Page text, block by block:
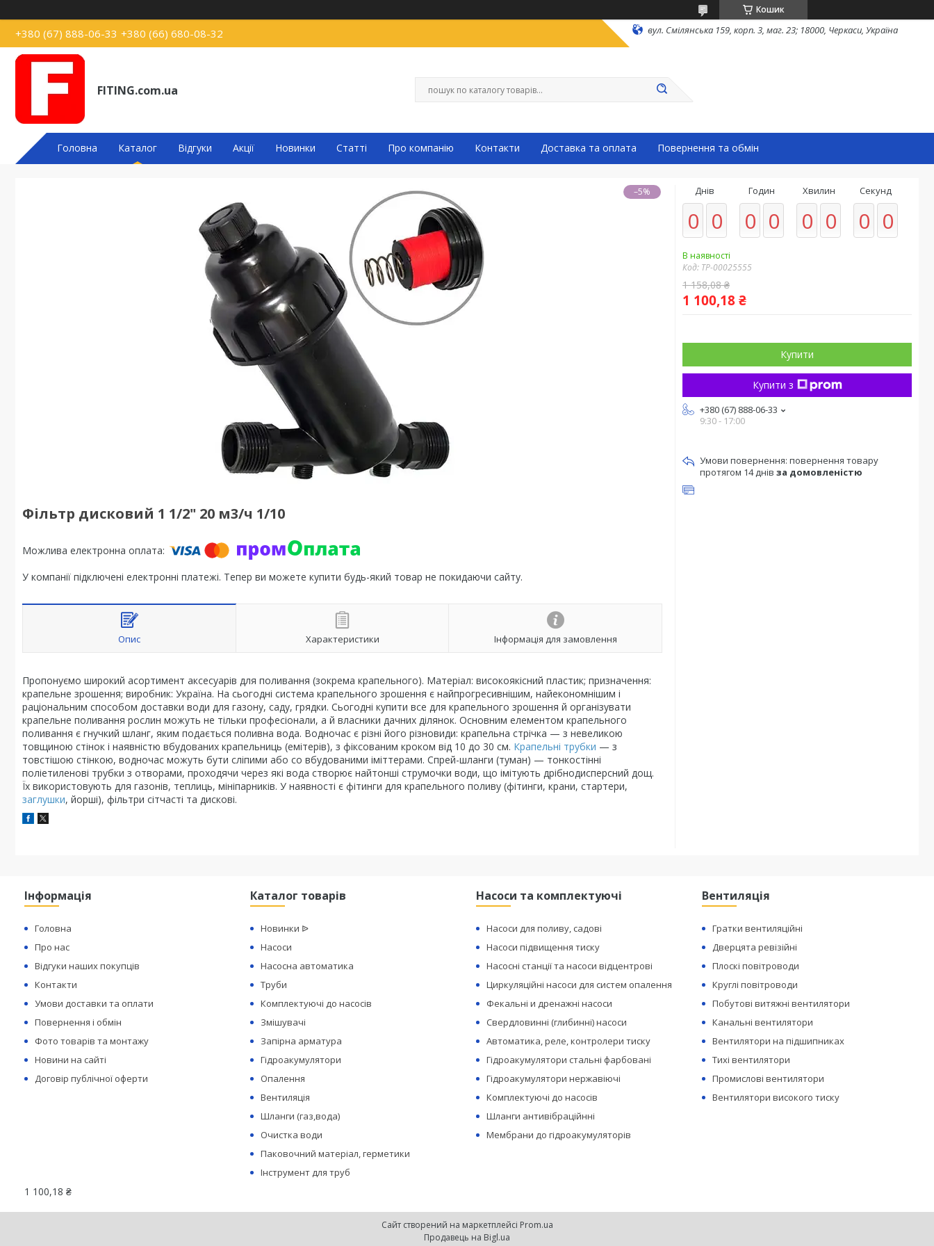
Кошик
+380 (67) 888-06-33 +380 (66) 680-08-32 вул. Смілянська 159, корп. 3, маг. 23; 18000, Черкаси, Україна
FITING.com.ua
Головна Каталог Відгуки Акції Новинки Статті Про компанію Контакти Доставка та оплата Повернення та обмін
–5%
Фільтр дисковий 1 1/2" 20 м3/ч 1/10
У компанії підключені електронні платежі. Тепер ви можете купити будь-який товар не покидаючи сайту.
Опис Характеристики Інформація для замовлення
Пропонуємо широкий асортимент аксесуарів для поливання (зокрема крапельного). Матеріал: високоякісний пластик; призначення:
крапельне зрошення; виробник: Україна. На сьогодні система крапельного зрошення є найпрогресивнішим, найекономнішим і
раціональним способом доставки води для газону, саду, грядки. Сьогодні купити все для крапельного зрошення й організувати
крапельне поливання рослин можуть не тільки професіонали, а й власники дачних ділянок. Основним елементом крапельного
поливання є гнучкий шланг, яким подається поливна вода. Водночас є різні його різновиди: крапельна стрічка — з невеликою
товщиною стінок і наявністю вбудованих крапельниць (емітерів), з фіксованим кроком від 10 до 30 см. Крапельні трубки — з
товстішою стінкою, водночас можуть бути сліпими або со вбудованими іміттерами. Спрей-шланги (туман) — тонкостінні
поліетиленові трубки з отворами, проходячи через які вода створює найтонші струмочки води, що імітують дрібнодисперсний дощ.
Їх використовують для газонів, теплиць, мініпарників. У наявності є фітинги для крапельного поливу (фітинги, крани, стартери,
заглушки, йорші), фільтри сітчасті та дискові.
Днів
0 0
Годин
0 0
Хвилин
0 0
Секунд
0 0
В наявності
Код: ТР-00025555
1 158,08 ₴
1 100,18 ₴
Купити
Купити з
+380 (67) 888-06-33
9:30 - 17:00
повернення товару
протягом 14 днів за домовленістю
Інформація
Головна
Про нас
Відгуки наших покупців
Контакти
Умови доставки та оплати
Повернення і обмін
Фото товарів та монтажу
Новини на сайті
Договір публічної оферти
Каталог товарів
Новинки ᐉ
Насоси
Насосна автоматика
Труби
Комплектуючі до насосів
Змішувачі
Запірна арматура
Гідроакумулятори
Опалення
Вентиляція
Шланги (газ,вода)
Очистка води
Паковочний матеріал, герметики
Інструмент для труб
Насоси та комплектуючі
Насоси для поливу, садові
Насоси підвищення тиску
Насосні станції та насоси відцентрові
Циркуляційні насоси для систем опалення
Фекальні и дренажні насоси
Свердловинні (глибинні) насоси
Автоматика, реле, контролери тиску
Гідроакумулятори стальні фарбовані
Гідроакумулятори нержавіючі
Комплектуючі до насосів
Шланги антивібраційнні
Мембрани до гідроакумуляторів
Вентиляція
Гратки вентиляційні
Дверцята ревізійні
Плоскі повітроводи
Круглі повітроводи
Побутові витяжні вентилятори
Канальні вентилятори
Вентилятори на підшипниках
Тихі вентилятори
Промислові вентилятори
Вентилятори високого тиску
1 100,18 ₴
Сайт створений на маркетплейсі Prom.ua
Продавець на Bigl.ua